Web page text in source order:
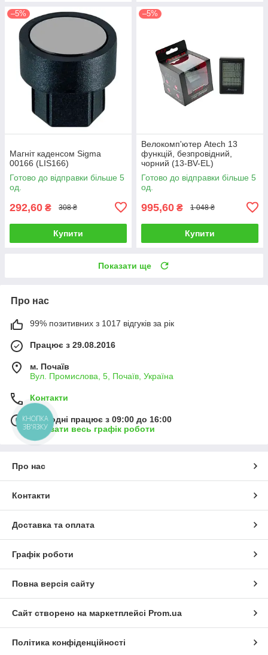
–5%
Магніт каденсом Sigma
00166 (LIS166)
Готово до відправки більше 5
од.
292,60 ₴ 308 ₴
Купити
–5%
Велокомп'ютер Atech 13
функцій, безпровідний,
чорний (13-BV-EL)
Готово до відправки більше 5
од.
995,60 ₴ 1 048 ₴
Купити
Показати ще
Про нас
99% позитивних з 1017 відгуків за рік
Працює з 29.08.2016
м. Почаїв
Вул. Промислова, 5, Почаїв, Україна
Контакти
Сьогодні працює з 09:00 до 16:00
Показати весь графік роботи
Про нас
Контакти
Доставка та оплата
Графік роботи
Повна версія сайту
Сайт створено на маркетплейсі Prom.ua
Політика конфіденційності
КНОПКА
ЗВ'ЯЗКУ